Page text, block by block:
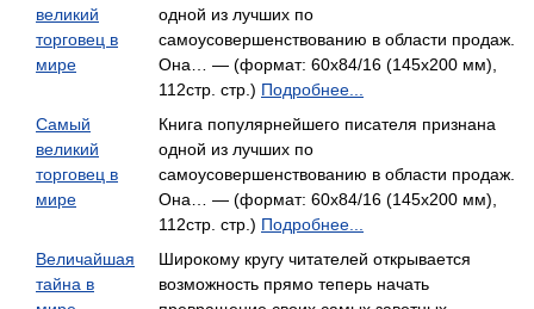
великий
торговец в
мире
одной из лучших по
самоусовершенствованию в области продаж.
Она… — (формат: 60x84/16 (145х200 мм),
112стр. стр.) Подробнее...
Самый
великий
торговец в
мире
Книга популярнейшего писателя признана
одной из лучших по
самоусовершенствованию в области продаж.
Она… — (формат: 60x84/16 (145х200 мм),
112стр. стр.) Подробнее...
Величайшая
тайна в
Широкому кругу читателей открывается
возможность прямо теперь начать